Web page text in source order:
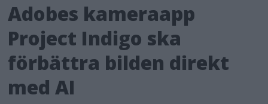
Adobes kameraapp
Project Indigo ska
förbättra bilden direkt
med AI